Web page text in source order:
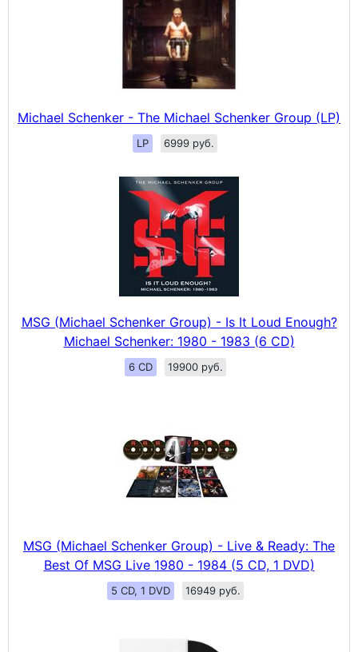
Michael Schenker - The Michael Schenker Group (LP)
LP 6999 руб.
MSG (Michael Schenker Group) - Is It Loud Enough?
Michael Schenker: 1980 - 1983 (6 CD)
6 CD 19900 руб.
MSG (Michael Schenker Group) - Live & Ready: The
Best Of MSG Live 1980 - 1984 (5 CD, 1 DVD)
5 CD, 1 DVD 16949 руб.